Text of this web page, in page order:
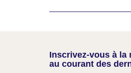
Inscrivez-vous à la
au courant des